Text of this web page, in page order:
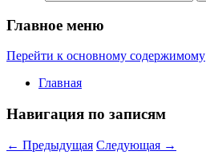
Главное меню
Перейти к основному содержимому
Главная
Навигация по записям
← Предыдущая Следующая →